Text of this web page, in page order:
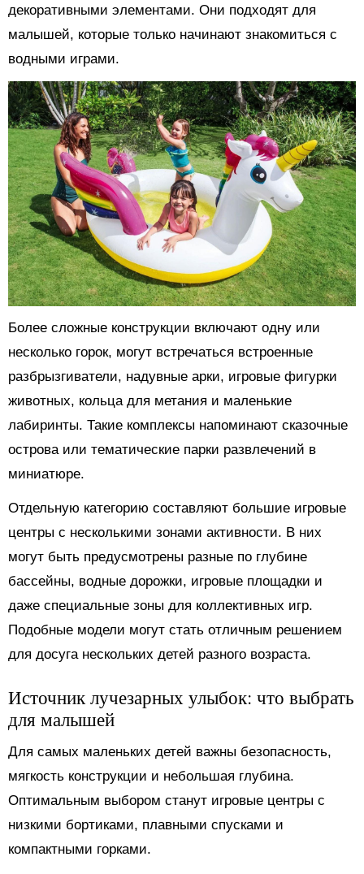
декоративными элементами. Они подходят для
малышей, которые только начинают знакомиться с
водными играми.
Более сложные конструкции включают одну или
несколько горок, могут встречаться встроенные
разбрызгиватели, надувные арки, игровые фигурки
животных, кольца для метания и маленькие
лабиринты. Такие комплексы напоминают сказочные
острова или тематические парки развлечений в
миниатюре.
Отдельную категорию составляют большие игровые
центры с несколькими зонами активности. В них
могут быть предусмотрены разные по глубине
бассейны, водные дорожки, игровые площадки и
даже специальные зоны для коллективных игр.
Подобные модели могут стать отличным решением
для досуга нескольких детей разного возраста.
Источник лучезарных улыбок: что выбрать
для малышей
Для самых маленьких детей важны безопасность,
мягкость конструкции и небольшая глубина.
Оптимальным выбором станут игровые центры с
низкими бортиками, плавными спусками и
компактными горками.